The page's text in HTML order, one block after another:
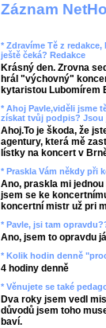
Záznam
* Zdravíme Tě z
ještě čeká? Redakce
Krásný den. Zrovna
hrál "výchovný"
kytaristou Lubomírem
* Ahoj Pavle,viděli jsme
získat tvůj podpis? Jsou
Ahoj.To je škoda, že
agentury, která mě
lístky na koncert v
* Praskla Vám někdy při
Ano, praskla mi
jsem se ke
koncertní mistr už pri
* Pavle, jsi tam
Ano, jsem to opravdu
* Kolik hodin denně
4 hodiny denně
* Věnujete se také
Dva roky jsem vedl
důvodů jsem toho
baví.